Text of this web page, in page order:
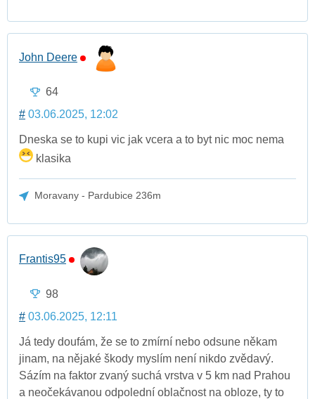
John Deere
64
# 03.06.2025, 12:02
Dneska se to kupi vic jak vcera a to byt nic moc nema
klasika
Moravany - Pardubice 236m
Frantis95
98
# 03.06.2025, 12:11
Já tedy doufám, že se to zmírní nebo odsune někam
jinam, na nějaké škody myslím není nikdo zvědavý.
Sázím na faktor zvaný suchá vrstva v 5 km nad Prahou
a neočekávanou odpolední oblačnost na obloze, ty to